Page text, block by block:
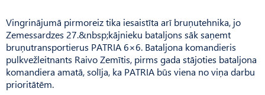
Vingrinājumā pirmoreiz tika iesaistīta arī bruņutehnika, jo
Zemessardzes 27.&nbsp;kājnieku bataljons sāk saņemt
bruņutransportierus PATRIA 6×6. Ba­taljo­na komandieris
pulkvežleitnants Raivo Zemītis, pirms gada stājoties bataljona
komandiera amatā, solīja, ka PATRIA būs viena no viņa darbu
prioritātēm.